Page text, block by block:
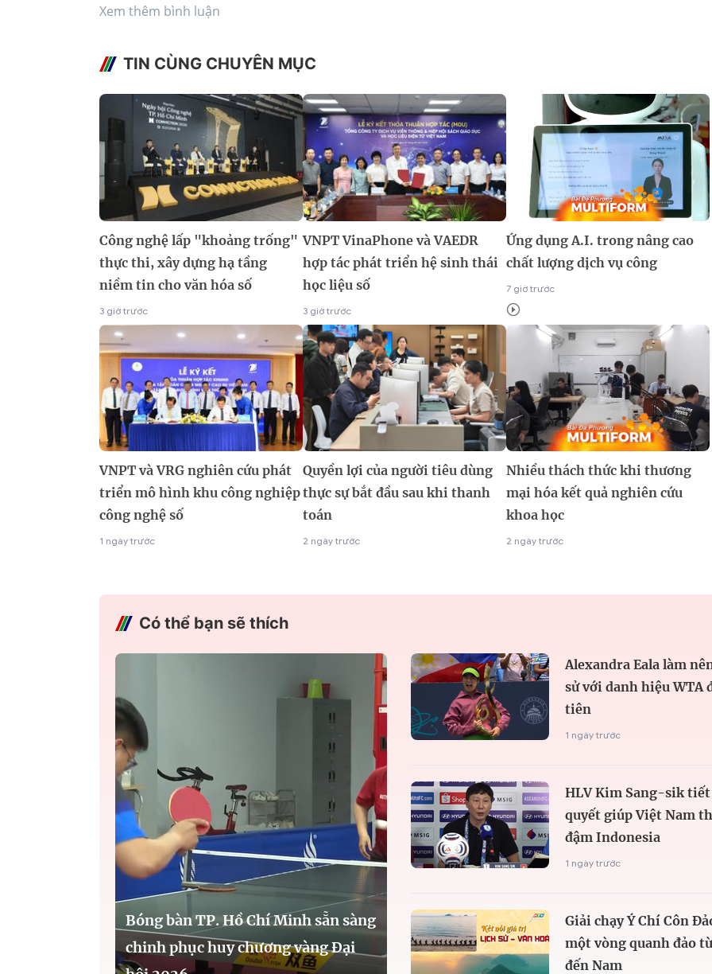
Xem thêm bình luận
TIN CÙNG CHUYÊN MỤC
Công nghệ lấp "khoảng trống"
thực thi, xây dựng hạ tầng
niềm tin cho văn hóa số
3 giờ trước
VNPT VinaPhone và VAEDR
hợp tác phát triển hệ sinh thái
học liệu số
3 giờ trước
Ứng dụng A.I. trong nâng cao
chất lượng dịch vụ công
7 giờ trước
VNPT và VRG nghiên cứu phát
triển mô hình khu công nghiệp
công nghệ số
1 ngày trước
Quyền lợi của người tiêu dùng
thực sự bắt đầu sau khi thanh
toán
2 ngày trước
Nhiều thách thức khi thương
mại hóa kết quả nghiên cứu
khoa học
2 ngày trước
Có thể bạn sẽ thích
Bóng bàn TP. Hồ Chí Minh sẵn sàng
chinh phục huy chương vàng Đại
Alexandra Eala làm
sử với danh hiệu WTA
tiên
1 ngày trước
HLV Kim Sang-sik
quyết giúp Việt Nam
đậm Indonesia
1 ngày trước
Giải chạy Ý Chí Côn
một vòng quanh đảo
đến Nam